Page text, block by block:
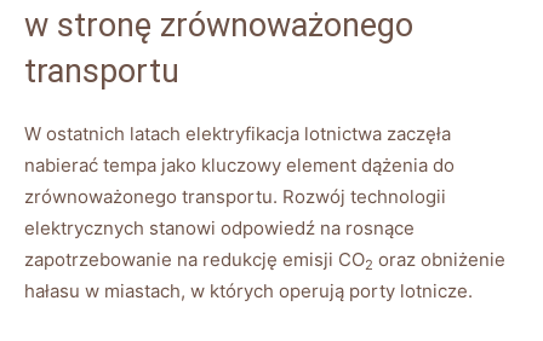
w stronę zrównoważonego
transportu
W ostatnich latach elektryfikacja lotnictwa zaczęła
nabierać tempa jako kluczowy element dążenia do
zrównoważonego transportu. Rozwój technologii
elektrycznych stanowi odpowiedź na rosnące
zapotrzebowanie na redukcję emisji CO2 oraz obniżenie
hałasu w miastach, w których operują porty lotnicze.